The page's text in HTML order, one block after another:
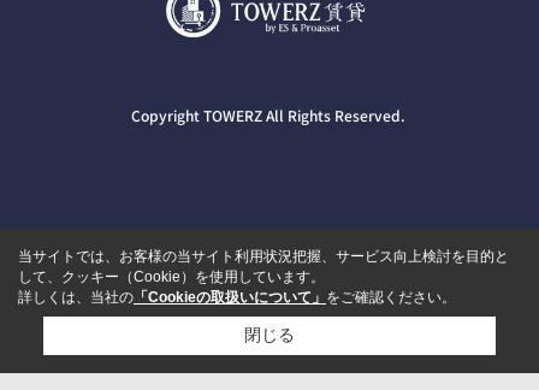
Copyright TOWERZ All Rights Reserved.
当サイトでは、お客様の当サイト利用状況把握、サービス向上検討を目的と
して、クッキー（Cookie）を使用しています。
詳しくは、当社の 「Cookieの取扱いについて」 をご確認ください。
閉じる